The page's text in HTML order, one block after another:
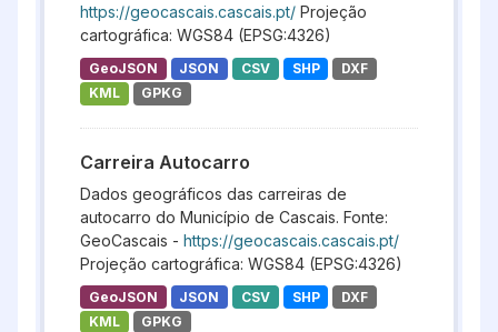
https://geocascais.cascais.pt/ Projeção
cartográfica: WGS84 (EPSG:4326)
GeoJSON JSON CSV SHP
DXF
KML
GPKG
Carreira Autocarro
Dados geográficos das carreiras de
autocarro do Município de Cascais. Fonte:
GeoCascais - https://geocascais.cascais.pt/
Projeção cartográfica: WGS84 (EPSG:4326)
GeoJSON JSON CSV SHP
DXF
KML
GPKG